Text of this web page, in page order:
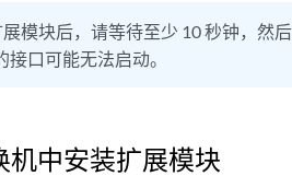
模块后，请等待至少 10 秒钟，然
口可能无法启动。
机中安装扩展模块